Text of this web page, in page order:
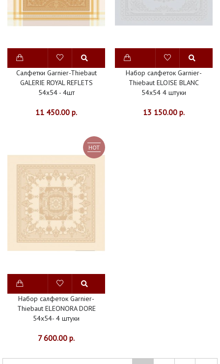
Салфетки Garnier-Thiebaut
GALERIE ROYAL REFLETS
54х54 - 4шт
11 450.00 р.
Набор салфеток Garnier-
Thiebaut ELOISE BLANC
54х54 4 штуки
13 150.00 р.
HOT
Набор салфеток Garnier-
Thiebaut ELEONORA DORE
54х54- 4 штуки
7 600.00 р.